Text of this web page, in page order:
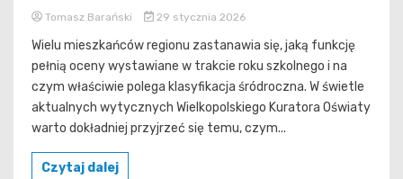
Tomasz Barański 29 stycznia 2026
Wielu mieszkańców regionu zastanawia się, jaką funkcję
pełnią oceny wystawiane w trakcie roku szkolnego i na
czym właściwie polega klasyfikacja śródroczna. W świetle
aktualnych wytycznych Wielkopolskiego Kuratora Oświaty
warto dokładniej przyjrzeć się temu, czym...
Czytaj dalej